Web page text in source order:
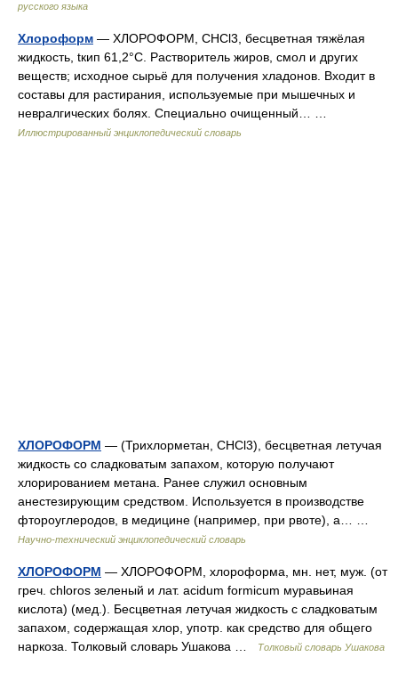
русского языка
Хлороформ — ХЛОРОФОРМ, CHCl3, бесцветная тяжёлая
жидкость, tкип 61,2°C. Растворитель жиров, смол и других
веществ; исходное сырьё для получения хладонов. Входит в
составы для растирания, используемые при мышечных и
невралгических болях. Специально очищенный… …
Иллюстрированный энциклопедический словарь
ХЛОРОФОРМ — (Трихлорметан, СНСl3), бесцветная летучая
жидкость со сладковатым запахом, которую получают
хлорированием метана. Ранее служил основным
анестезирующим средством. Используется в производстве
фтороуглеродов, в медицине (например, при рвоте), а… …
Научно-технический энциклопедический словарь
ХЛОРОФОРМ — ХЛОРОФОРМ, хлороформа, мн. нет, муж. (от
греч. chloros зеленый и лат. acidum formicum муравьиная
кислота) (мед.). Бесцветная летучая жидкость с сладковатым
запахом, содержащая хлор, употр. как средство для общего
наркоза. Толковый словарь Ушакова …
Толковый словарь Ушакова